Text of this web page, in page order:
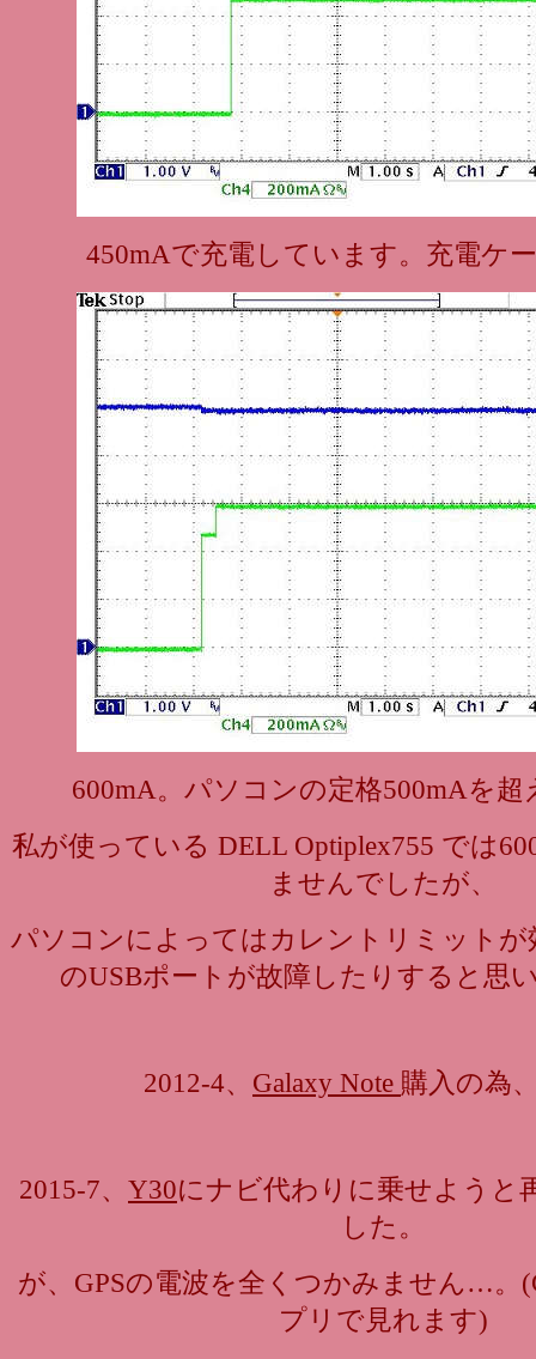
450mAで充電しています。充電ケ
600mA。パソコンの定格500mAを
私が使っている DELL Optiplex755 では
ませんでしたが、
パソコンによってはカレントリミット
のUSBポートが故障したりすると思
2012-4、 Galaxy Note 購入の為
2015-7、 Y30にナビ代わりに乗せようと
した。
が、GPSの電波を全くつかみません…。
プリで見れます)